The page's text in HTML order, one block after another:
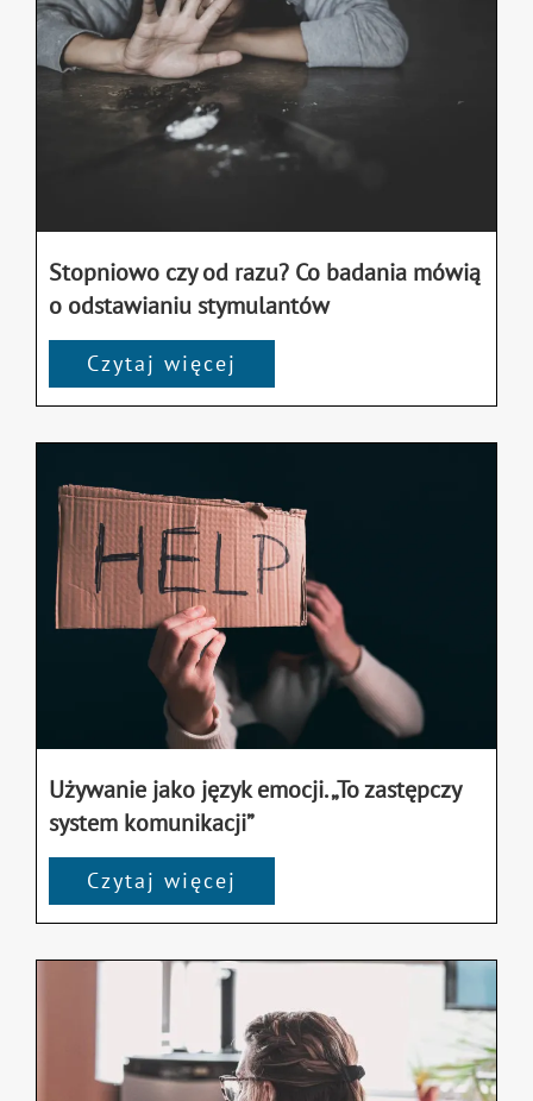
Stopniowo czy od razu? Co badania mówią
o odstawianiu stymulantów
Czytaj więcej
Używanie jako język emocji. „To zastępczy
system komunikacji”
Czytaj więcej